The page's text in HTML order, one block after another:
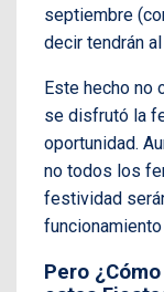
septiembre
decir tendrán
Este hecho no
se disfrutó la
oportunidad.
no todos los
festividad
Pero